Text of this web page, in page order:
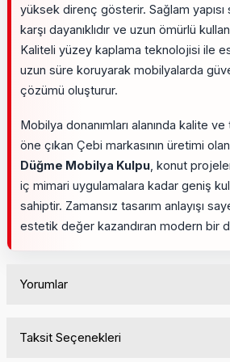
yüksek direnç gösterir. Sağlam
karşı dayanıklıdır ve uzun ömürlü
Kaliteli yüzey kaplama teknolojisi ile
uzun süre koruyarak mobilyalarda
çözümü oluşturur.
Mobilya donanımları alanında kalite ve
öne çıkan Çebi markasının üretimi olan
Düğme Mobilya Kulpu , konut
iç mimari uygulamalara kadar geniş
sahiptir. Zamansız tasarım anlayışı
estetik değer kazandıran modern bir
Yorumlar
Taksit Seçenekleri